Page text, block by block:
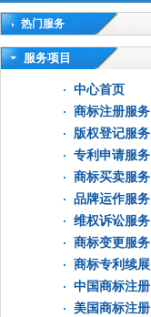
热门服务
高新技术企业认定审计|企
服务项目
中心首页
商标注册服务
版权登记服务
专利申请服务
商标买卖服务
品牌运作服务
维权诉讼服务
商标变更服务
商标专利续展
中国商标注册
美国商标注册